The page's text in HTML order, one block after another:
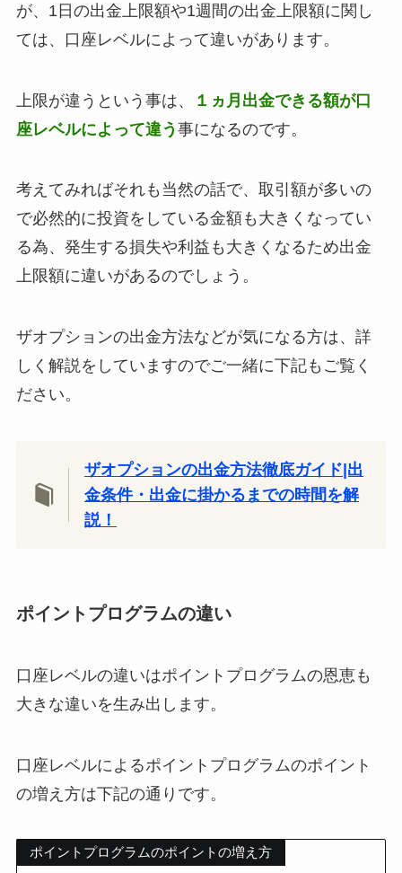
が、1日の出金上限額や1週間の出金上限額に関し
ては、口座レベルによって違いがあります。
上限が違うという事は、
１ヵ月出金できる額が口
座レベルによって違う 事になるのです。
考えてみればそれも当然の話で、取引額が多いの
で必然的に投資をしている金額も大きくなってい
る為、発生する損失や利益も大きくなるため出金
上限額に違いがあるのでしょう。
ザオプションの出金方法などが気になる方は、詳
しく解説をしていますのでご一緒に下記もご覧く
ださい。
ザオプションの出金方法徹底ガイド|出
金条件・出金に掛かるまでの時間を解
説！
ポイントプログラムの違い
口座レベルの違いはポイントプログラムの恩恵も
大きな違いを生み出します。
口座レベルによるポイントプログラムのポイント
の増え方は下記の通りです。
ポイントプログラムのポイントの増え方